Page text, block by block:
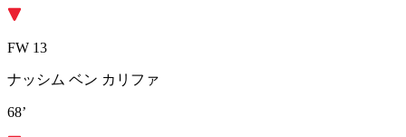
FW 13
ナッシム ベン カリファ
68’